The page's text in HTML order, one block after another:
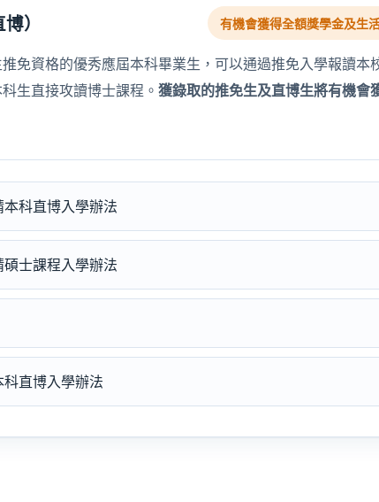
） 有機會獲得全額獎學金及生
免資格的優秀應屆本科畢業生，可以通過推免入學報讀本
生直接攻讀博士課程。獲錄取的推免生及直博生將有機會
科直博入學辦法
士課程入學辦法
直博入學辦法